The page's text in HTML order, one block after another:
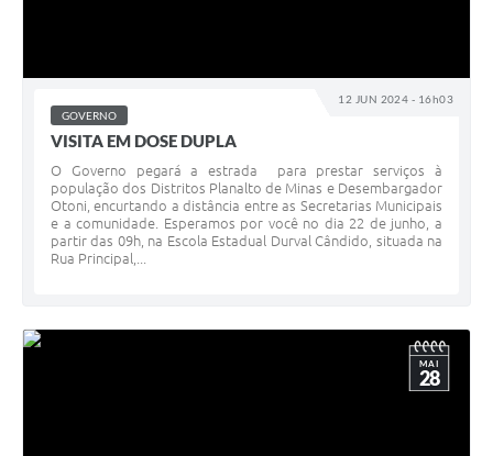
12 JUN 2024 - 16h03
GOVERNO
VISITA EM DOSE DUPLA
O Governo pegará a estrada para prestar serviços à
população dos Distritos Planalto de Minas e Desembargador
Otoni, encurtando a distância entre as Secretarias Municipais
e a comunidade. Esperamos por você no dia 22 de junho, a
partir das 09h, na Escola Estadual Durval Cândido, situada na
Rua Principal,...
MAI
28